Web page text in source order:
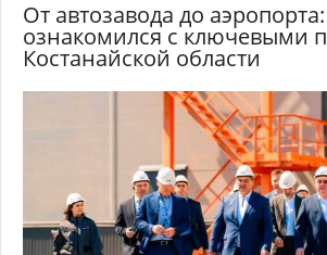
От автозавода до
ознакомился с ключевыми
Костанайской области